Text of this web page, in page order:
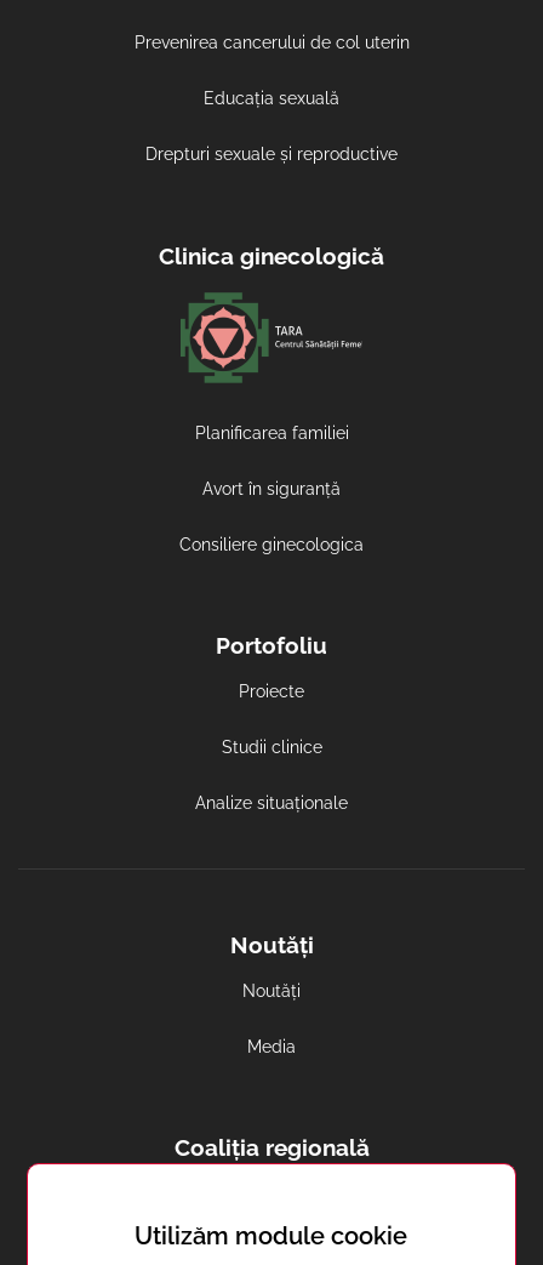
Prevenirea cancerului de col uterin
Educația sexuală
Drepturi sexuale și reproductive
Clinica ginecologică
Planificarea familiei
Avort în siguranță
Consiliere ginecologica
Portofoliu
Proiecte
Studii clinice
Analize situaționale
Noutăți
Noutăți
Media
Coaliția regională
Sănătatea reproductivă în Transnistria
Utilizăm module cookie